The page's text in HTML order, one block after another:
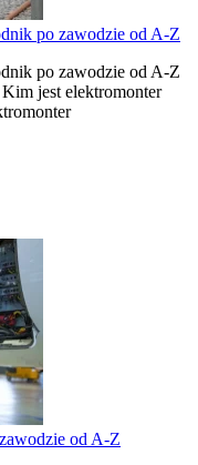
po zawodzie od A-Z
po zawodzie od A-Z
jest elektromonter
od A-Z